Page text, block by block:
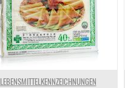
LEBENSMITTELKENNZEICHNUNGEN